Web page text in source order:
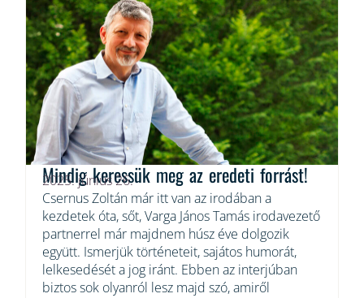
Mindig keressük meg az eredeti forrást!
2025. június 26.
Csernus Zoltán már itt van az irodában a
kezdetek óta, sőt, Varga János Tamás irodavezető
partnerrel már majdnem húsz éve dolgozik
együtt. Ismerjük történeteit, sajátos humorát,
lelkesedését a jog iránt. Ebben az interjúban
biztos sok olyanról lesz majd szó, amiről